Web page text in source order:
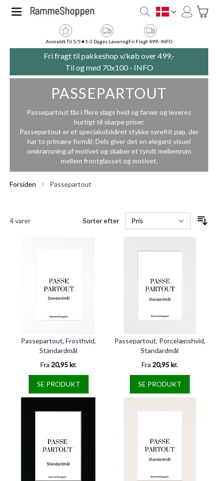
Skip to Content
DK
Anmeldt Til 5/5★1-3 Dages LeveringFri Fragt 499,- INFO
Fri fragt til pakkeshop v/køb over 499,-
Til og med 70x100 - INFO
PASSEPARTOUT
Passepartout fås i flere slags hvid og farver og leveres
hurtigt til skarpe priser.
Passepartout er et specialudskåret stykke syrefrit pap, der
har to primære formål; Dels giver det en elegant visuel
omkransning af motivet og skaber et tyndt mellemrum
mellem frontglasset og motivet.
Forsiden Passepartout
4varer Sorter efter
Passepartout, Frosthvid,
Standardmål
Fra 20,95 kr.
SE PRODUKT
Passepartout, Porcelænshvid,
Standardmål
Fra 20,95 kr.
SE PRODUKT